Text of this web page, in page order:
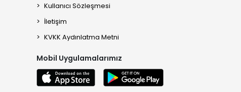
Kullanıcı Sözleşmesi
İletişim
KVKK Aydınlatma Metni
Mobil Uygulamalarımız